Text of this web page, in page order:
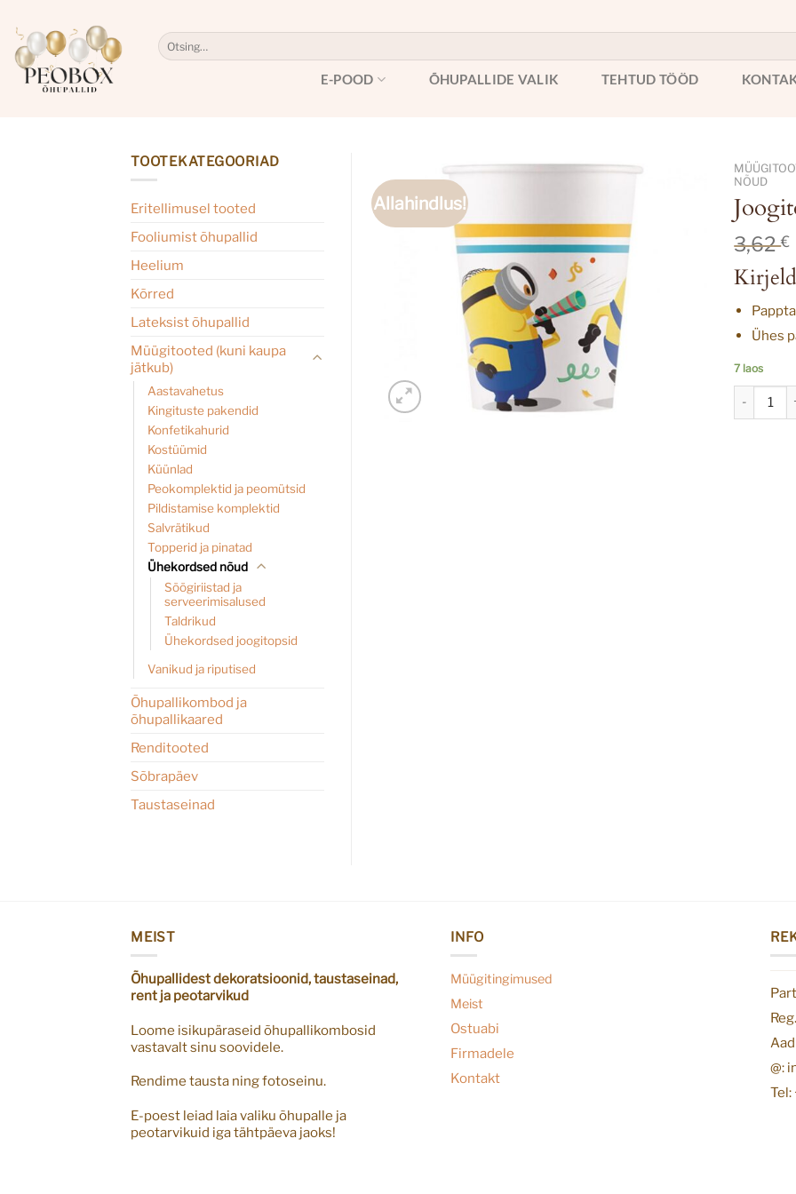
content
Otsi:
E-POOD ÕHUPALLIDE VALIK TEHTUD TÖÖD
TOOTEKATEGOORIAD
Eritellimusel tooted
Fooliumist õhupallid
Heelium
Kõrred
Lateksist õhupallid
Müügitooted (kuni kaupa
jätkub)
Aastavahetus
Kingituste pakendid
Konfetikahurid
Kostüümid
Küünlad
Peokomplektid ja peomütsid
Pildistamise komplektid
Salvrätikud
Topperid ja pinatad
Ühekordsed nõud
Söögiriistad ja
serveerimisalused
Taldrikud
Ühekordsed joogitopsid
Vanikud ja riputised
Õhupallikombod ja
õhupallikaared
Renditooted
Sõbrapäev
Taustaseinad
Allahindlus!
NÕUD
3,62€
Ühes
7 laos
MEIST
Õhupallidest dekoratsioonid, taustaseinad,
rent ja peotarvikud
Loome isikupäraseid õhupallikombosid
vastavalt sinu soovidele.
Rendime tausta ning fotoseinu.
E-poest leiad laia valiku õhupalle ja
peotarvikuid iga tähtpäeva jaoks!
INFO
Müügitingimused
Meist
Ostuabi
Firmadele
Kontakt
@:
Tel: